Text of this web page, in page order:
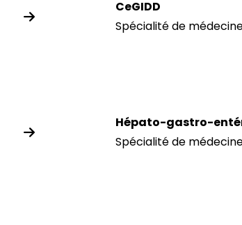
CeGIDD
Spécialité de
Hépato-gastro-
Spécialité de